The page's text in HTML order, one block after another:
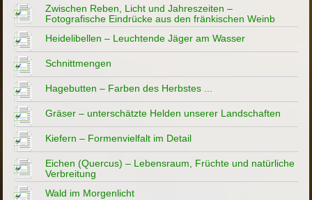
Zwischen Reben, Licht und Jahreszeiten –
Fotografische Eindrücke aus den fränkischen Weinb
Heidelibellen – Leuchtende Jäger am Wasser
Schnittmengen
Hagebutten – Farben des Herbstes ...
Gräser – unterschätzte Helden unserer Landschaften
Kiefern – Formenvielfalt im Detail
Eichen (Quercus) – Lebensraum, Früchte und natürliche
Verbreitung
Wald im Morgenlicht